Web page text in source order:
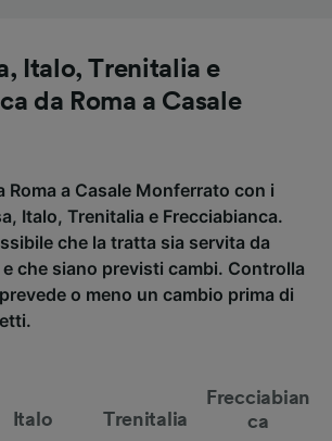
Italo, Trenitalia e
da Roma a Casale
Roma a Casale Monferrato con i
Italo, Trenitalia e Frecciabianca.
che la tratta sia servita da
che siano previsti cambi. Controlla
o meno un cambio prima di
Italo Trenitalia
Frecciabian
ca